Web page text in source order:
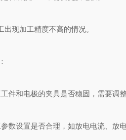
现加工精度不高的情况。
和电极的夹具是否稳固，需要调整
设置是否合理，如放电电流、放电